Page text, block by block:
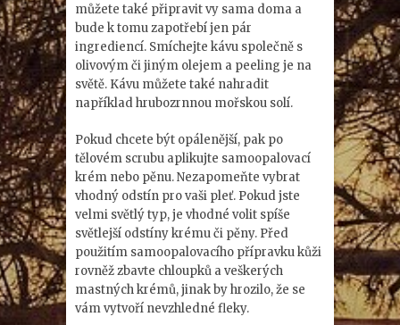
můžete také připravit vy sama doma a
bude k tomu zapotřebí jen pár
ingrediencí. Smíchejte kávu společně s
olivovým či jiným olejem a peeling je na
světě. Kávu můžete také nahradit
například hrubozrnnou mořskou solí.
Pokud chcete být opálenější, pak po
tělovém scrubu aplikujte samoopalovací
krém nebo pěnu. Nezapomeňte vybrat
vhodný odstín pro vaši pleť. Pokud jste
velmi světlý typ, je vhodné volit spíše
světlejší odstíny krému či pěny. Před
použitím samoopalovacího přípravku kůži
rovněž zbavte chloupků a veškerých
mastných krémů, jinak by hrozilo, že se
vám vytvoří nevzhledné fleky.